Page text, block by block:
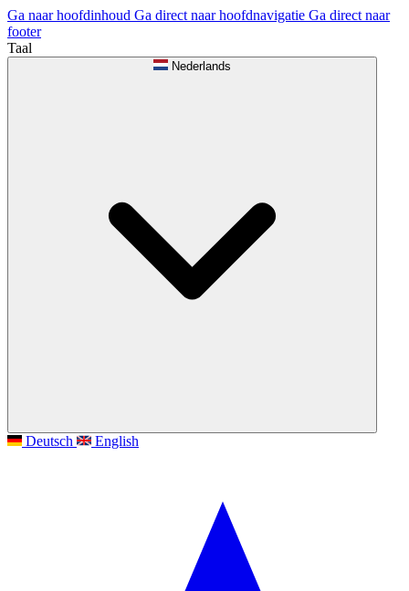
Ga naar hoofdinhoud Ga direct naar hoofdnavigatie Ga direct naar
footer
Taal
Nederlands
Deutsch English